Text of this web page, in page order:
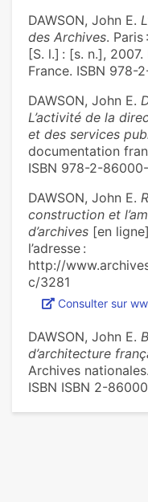
DAWSON, John E.
des Archives.
[S. l.] : [s. n.],
France. ISBN 978-
DAWSON, John E.
L’activité de la
et des services
documentation
ISBN 978-2-
DAWSON, John E.
construction et
d’archives [en
l’adresse :
http://
c/3281
Consulter sur
DAWSON, John E.
d’architecture
Archives
ISBN ISBN 2-